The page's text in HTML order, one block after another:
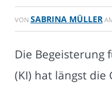
VON SABRINA MÜLLER
Die Begeisterung
(KI) hat längst die